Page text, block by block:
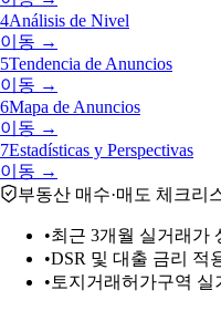
4Análisis de Nivel
이동 →
5Tendencia de Anuncios
이동 →
6Mapa de Anuncios
이동 →
7Estadísticas y Perspectivas
이동 →
부동산 매수·매도 체크리
•최근 3개월 실거래가
•DSR 및 대출 금리 적
• 토지거래허가구역 실